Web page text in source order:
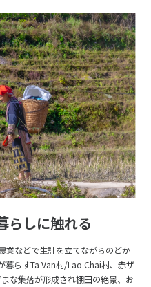
らしに触れる
業などで生計を立てながらのどか
暮らすTa Van村/Lao Chai村、赤ザ
な集落が形成され棚田の絶景、お